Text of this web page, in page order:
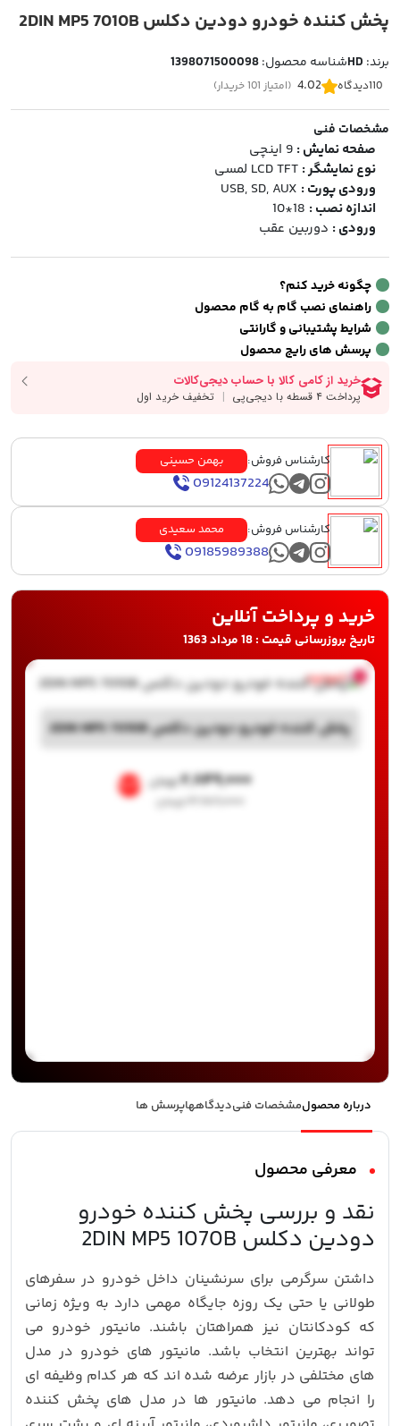
پخش کننده خودرو دودین دکلس 2DIN MP5 7010B
برند: HDشناسه محصول:1398071500098
110دیدگاه 4.02 (امتیاز 101 خریدار)
مشخصات فنی
صفحه نمایش : 9 اینچی
نوع نمایشگر : LCD TFT لمسی
ورودی پورت : USB, SD, AUX
اندازه نصب : 18*10
ورودی : دوربین عقب
چگونه خرید کنم؟
راهنمای نصب گام به گام محصول
شرایط پشتیبانی و گارانتی
پرسش های رایج محصول
کارشناس فروش: بهمن حسینی
09124137224
کارشناس فروش: محمد سعیدی
09185989388
خرید و پرداخت آنلاین
تاریخ بروزرسانی قیمت : 18 مرداد 1363
ناموجود
پخش کننده خودرو دودین دکلس 2DIN MP5 7010B
۲,۸۴۹,۰۰۰تومان
۳,۹۸۹,۰۰۰ تومان
%29
درباره محصولمشخصات فنیدیدگاههاپرسش ها
معرفی محصول
نقد و بررسی پخش کننده خودرو
دودین دکلس 2DIN MP5 1070B
داشتن سرگرمی برای سرنشینان داخل خودرو در سفرهای
طولانی یا حتی یک روزه جایگاه مهمی دارد به ویژه زمانی
که کودکانتان نیز همراهتان باشند. مانیتور خودرو می
تواند بهترین انتخاب باشد. مانیتور های خودرو در مدل
های مختلفی در بازار عرضه شده اند که هر کدام وظیفه ای
را انجام می دهد. مانیتور ها در مدل های پخش کننده